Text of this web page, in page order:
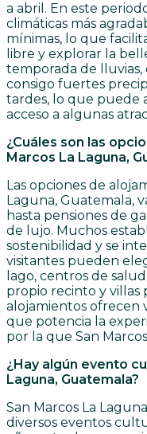
a abril. En este
climáticas más
mínimas, lo que
libre y explorar la
temporada de
consigo fuertes
tardes, lo que puede
acceso a algunas
¿Cuáles son las
Marcos La Laguna,
Las opciones de
Laguna, Guatemala,
hasta pensiones de
de lujo. Muchos
sostenibilidad y se
visitantes pueden
lago, centros de
propio recinto y villas
alojamientos ofrecen
que potencia la
por la que San
¿Hay algún evento
Laguna, Guatemala?
San Marcos La
diversos eventos